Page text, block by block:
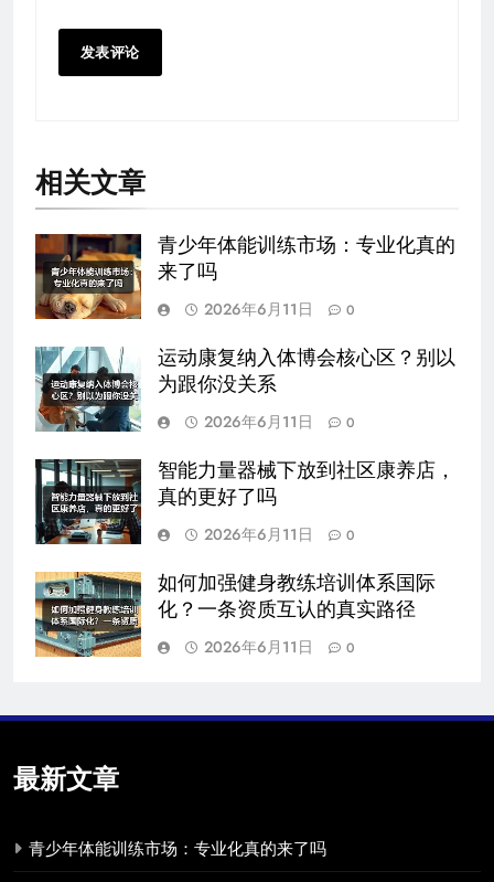
相关文章
青少年体能训练市场：专业化真的
来了吗
2026年6月11日
0
运动康复纳入体博会核心区？别以
为跟你没关系
2026年6月11日
0
智能力量器械下放到社区康养店，
真的更好了吗
2026年6月11日
0
如何加强健身教练培训体系国际
化？一条资质互认的真实路径
2026年6月11日
0
最新文章
青少年体能训练市场：专业化真的来了吗